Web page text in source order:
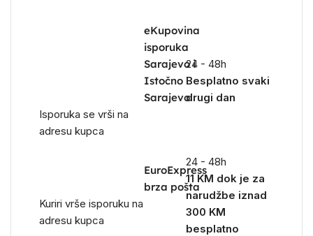
eKupovina
isporuka
Sarajevo i
Istočno
Sarajevo
Isporuka se vrši na
adresu kupca
24 - 48h
Besplatno svaki
drugi dan
EuroExpress
brza pošta
Kuriri vrše isporuku na
adresu kupca
24 - 48h
11 KM dok je za
narudžbe iznad
300 KM
besplatno